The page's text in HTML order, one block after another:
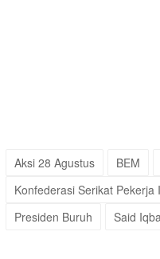
Aksi 28 Agustus BEM
Konfederasi Serikat Pekerja
Presiden Buruh
Said